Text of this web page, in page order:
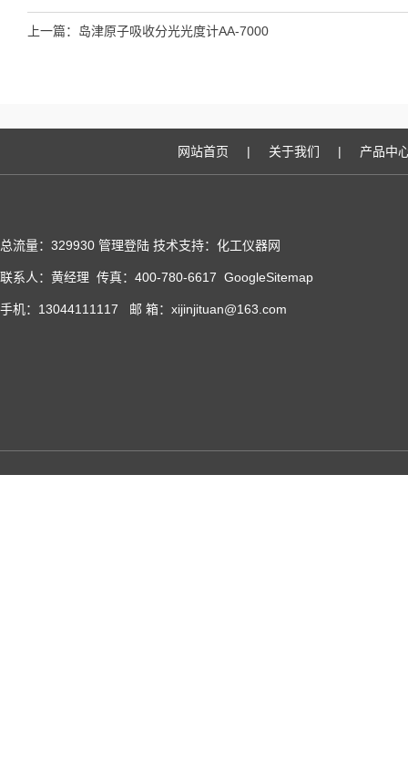
上一篇： 岛津原子吸收分光光度计AA-7000
网站首页 | 关于我们 | 产品中
总流量：329930 管理登陆 技术支持：化工仪器网
联系人：黄经理 传真：400-780-6617 GoogleSitemap
手机：13044111117 邮 箱：xijinjituan@163.com